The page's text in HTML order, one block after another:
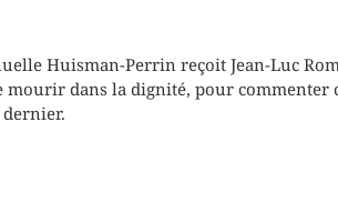
augmenter
ou
Huisman-Perrin reçoit Jean-Luc
dans la dignité, pour commenter